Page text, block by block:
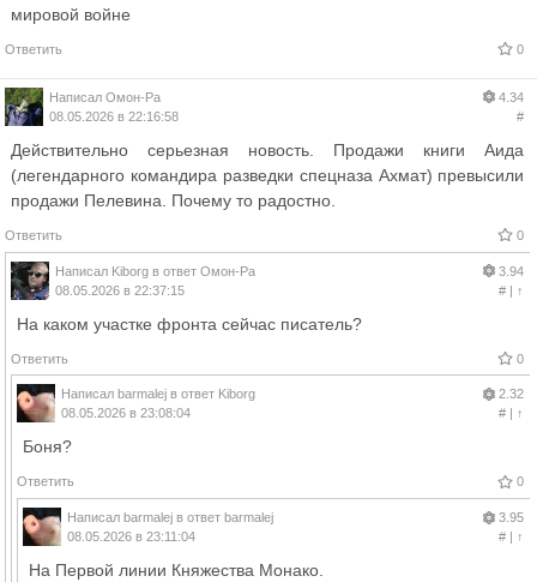
мировой войне
Ответить 0
Написал Омон-Ра
08.05.2026 в 22:16:58
4.34
#
Действительно серьезная новость. Продажи книги Аида
(легендарного командира разведки спецназа Ахмат) превысили
продажи Пелевина. Почему то радостно.
Ответить 0
Написал Kiborg в ответ Омон-Ра
08.05.2026 в 22:37:15
3.94
#| ↑
На каком участке фронта сейчас писатель?
Ответить 0
Написал barmalej в ответ Kiborg
08.05.2026 в 23:08:04
2.32
#| ↑
Боня?
Ответить 0
Написал barmalej в ответ barmalej
08.05.2026 в 23:11:04
3.95
#| ↑
На Первой линии Княжества Монако.